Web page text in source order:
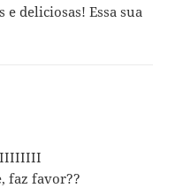
e deliciosas! Essa sua
faz favor??